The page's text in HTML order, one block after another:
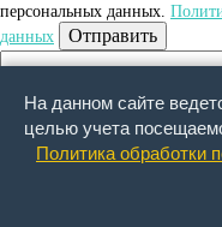
персональных данных.
данных
Отправить
Обратный звонок
Ваше имя:
На данном сайте
целью учета
Политика обработки